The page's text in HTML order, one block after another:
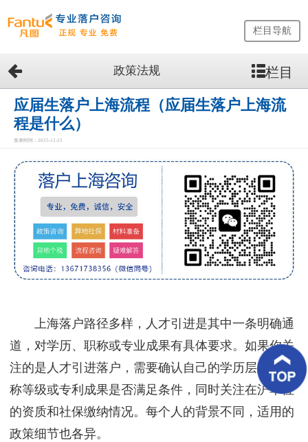
网
站
首
页
留
生
务
优
案
客
好
评
栏目导航
政策法规 栏目
应届生落户上海流程（应届生落户上海流
程是什么）
发表时间：2025-12-23
上海落户路径多样，人才引进是其中一条明确通
道，对学历、职称或专业成果有具体要求。如果你关
注的是人才引进落户，需要确认自己的学历层次、职
称等级或专利成果是否满足条件，同时关注在沪单位
的资质和社保缴纳情况。每个人的背景不同，适用的
政策细节也各异。